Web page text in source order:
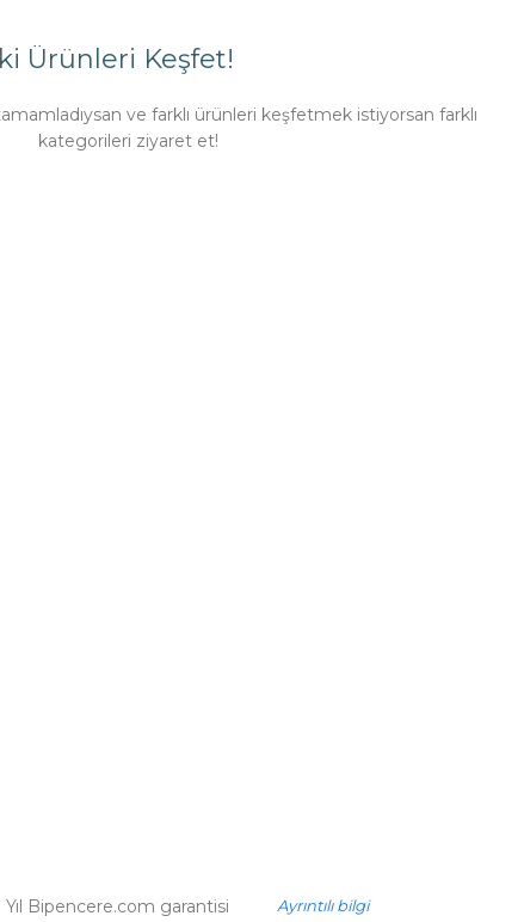
Ürünleri Keşfet!
ve farklı ürünleri keşfetmek istiyorsan farklı
kategorileri ziyaret et!
Yıl Bipencere.com garantisi
Ayrıntılı bilgi